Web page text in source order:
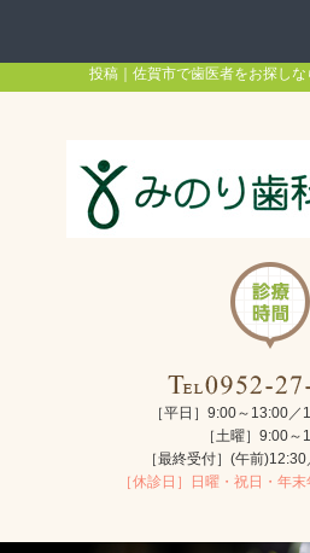
投稿｜佐賀市で歯医者をお探し
［平日］9:00～13:00
［土曜］9:00～
［最終受付］(午前
［休診日］日曜・祝日・年